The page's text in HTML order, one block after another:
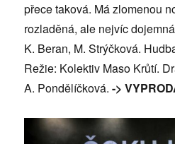
přece taková. Má zlomenou
rozladěná, ale nejvíc
K. Beran, M. Strýčková.
Režie: Kolektiv Maso Krůtí.
A. Pondělíčková.->